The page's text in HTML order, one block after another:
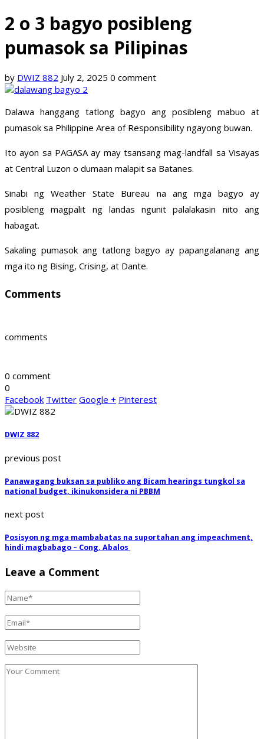
2 o 3 bagyo posibleng
pumasok sa Pilipinas
by DWIZ 882 July 2, 2025 0 comment
Dalawa hanggang tatlong bagyo ang posibleng mabuo at
pumasok sa Philippine Area of Responsibility ngayong buwan.
Ito ayon sa PAGASA ay may tsansang mag-landfall sa Visayas
at Central Luzon o dumaan malapit sa Batanes.
Sinabi ng Weather State Bureau na ang mga bagyo ay
posibleng magpalit ng landas ngunit palalakasin nito ang
habagat.
Sakaling pumasok ang tatlong bagyo ay papangalanang ang
mga ito ng Bising, Crising, at Dante.
Comments
comments
0 comment
0
Facebook Twitter Google + Pinterest
DWIZ 882
previous post
Panawagang buksan sa publiko ang Bicam hearings tungkol sa
national budget, ikinukonsidera ni PBBM
next post
Posisyon ng mga mambabatas na suportahan ang impeachment,
hindi magbabago – Cong. Abalos
Leave a Comment